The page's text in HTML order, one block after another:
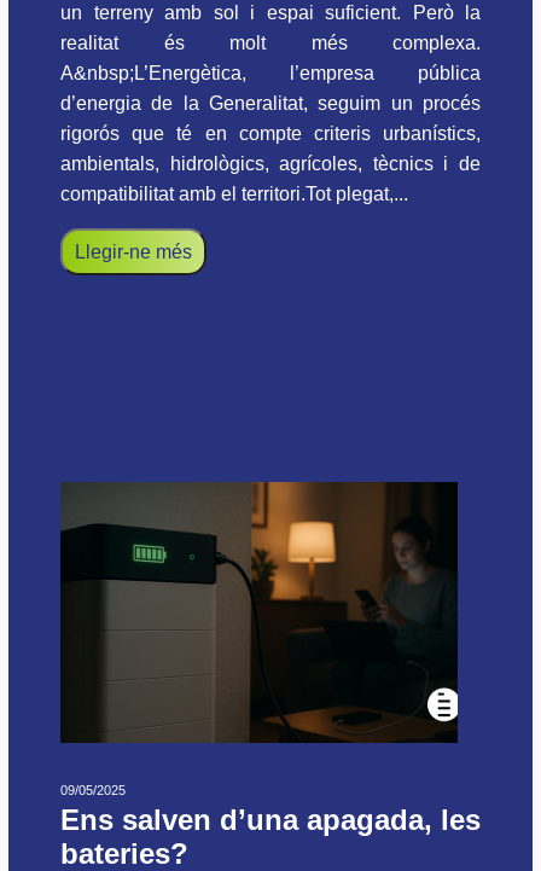
un terreny amb sol i espai suficient. Però la
realitat és molt més complexa.
A&nbsp;L’Energètica, l’empresa pública
d’energia de la Generalitat, seguim un procés
rigorós que té en compte criteris urbanístics,
ambientals, hidrològics, agrícoles, tècnics i de
compatibilitat amb el territori.Tot plegat,...
Llegir-ne més
09/05/2025
Ens salven d’una apagada, les
bateries?